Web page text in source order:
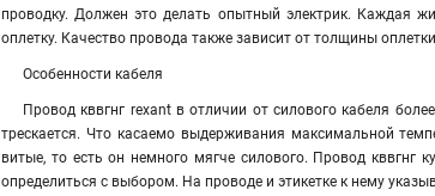
проводку. Должен это делать опытный электрик. Каждая
оплетку. Качество провода также зависит от толщины
Особенности кабеля
Провод кввгнг rexant в отличии от силового кабеля
трескается. Что касаемо выдерживания максимальной
витые, то есть он немного мягче силового. Провод
определиться с выбором. На проводе и этикетке к нему